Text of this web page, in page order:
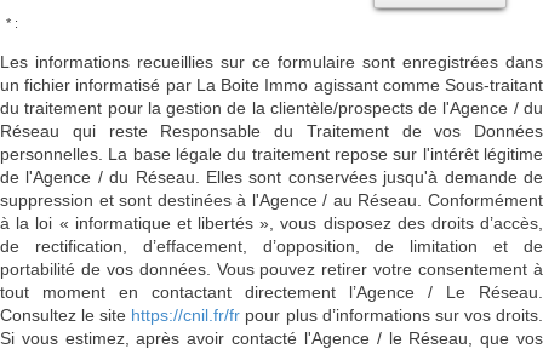
* :
Les informations recueillies sur ce formulaire sont enregistrées dans
un fichier informatisé par La Boite Immo agissant comme Sous-traitant
du traitement pour la gestion de la clientèle/prospects de l'Agence / du
Réseau qui reste Responsable du Traitement de vos Données
personnelles. La base légale du traitement repose sur l'intérêt légitime
de l'Agence / du Réseau. Elles sont conservées jusqu'à demande de
suppression et sont destinées à l'Agence / au Réseau. Conformément
à la loi « informatique et libertés », vous disposez des droits d’accès,
de rectification, d’effacement, d’opposition, de limitation et de
portabilité de vos données. Vous pouvez retirer votre consentement à
tout moment en contactant directement l’Agence / Le Réseau.
Consultez le site https://cnil.fr/fr pour plus d’informations sur vos droits.
Si vous estimez, après avoir contacté l'Agence / le Réseau, que vos